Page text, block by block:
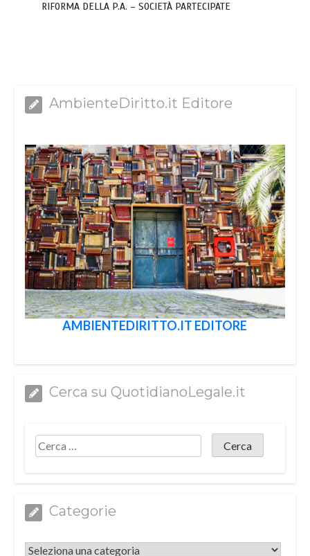
RIFORMA DELLA P.A. – SOCIETÀ PARTECIPATE
AmbienteDiritto.it Editore
AMBIENTEDIRITTO.IT EDITORE
Cerca su QuotidianoLegale.it
Categorie
Categorie